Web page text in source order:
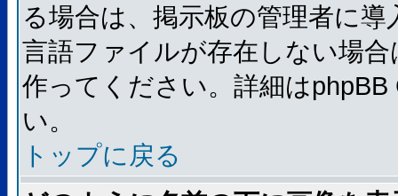
る場合は、掲示板の管理者に
言語ファイルが存在しない場
作ってください。詳細は
い。
トップに戻る